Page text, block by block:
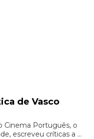
de Vasco
Cinema Português, o
escreveu críticas a ...